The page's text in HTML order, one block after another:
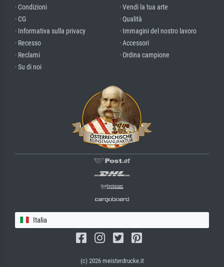
· Condizioni
· CG
· Informativa sulla privacy
· Recesso
· Reclami
· Su di noi
· Vendi la tua arte
· Qualità
· Immagini del nostro lavoro
· Accessori
· Ordina campione
Italia
(c) 2026 meisterdrucke.it